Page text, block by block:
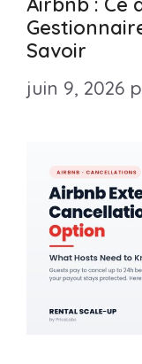
Savoir
juin 9, 2026